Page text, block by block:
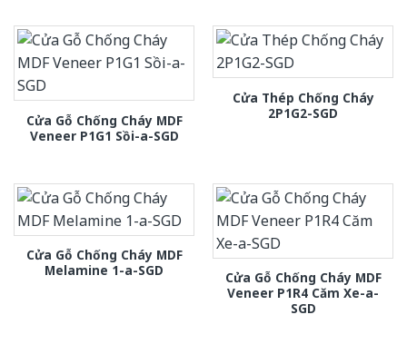
Cửa Gỗ Chống Cháy MDF
Veneer P1G1 Sồi-a-SGD
Cửa Thép Chống Cháy
2P1G2-SGD
Cửa Gỗ Chống Cháy MDF
Melamine 1-a-SGD
Cửa Gỗ Chống Cháy MDF
Veneer P1R4 Căm Xe-a-
SGD